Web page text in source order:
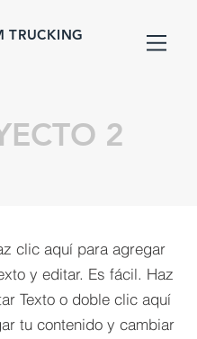
TRUCKING
clic aquí para agregar
y editar. Es fácil. Haz
Texto o doble clic aquí
tu contenido y cambiar
2